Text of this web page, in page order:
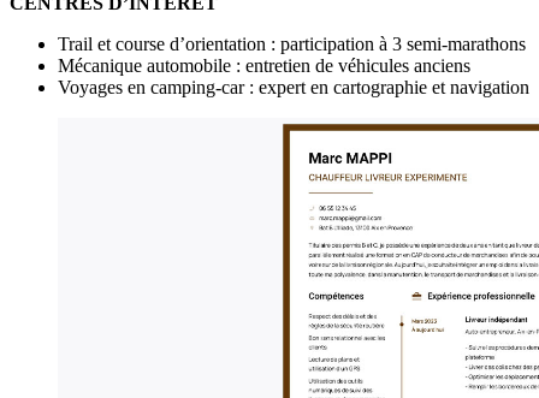
Trail et course d’orientation : participation à 3 semi-marathons
Mécanique automobile : entretien de véhicules anciens
Voyages en camping-car : expert en cartographie et navigation